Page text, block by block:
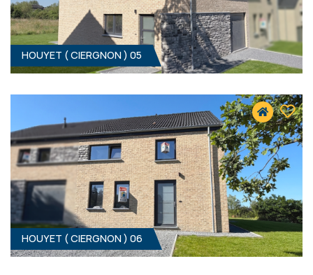
309 000 € HF*
HOUYET ( CIERGNON ) 05
HOUYET ( CIERGNON ) 06